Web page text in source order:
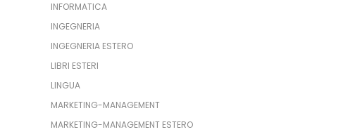
INFORMATICA
INGEGNERIA
INGEGNERIA ESTERO
LIBRI ESTERI
LINGUA
MARKETING-MANAGEMENT
MARKETING-MANAGEMENT ESTERO